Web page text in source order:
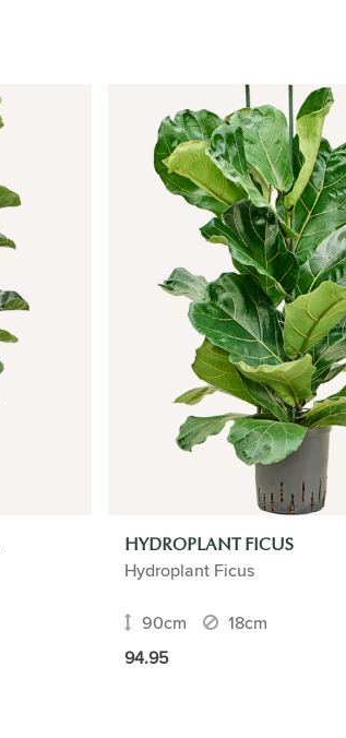
HYDROPLANT FICUS
Hydroplant Ficus
90cm
18cm
94.95